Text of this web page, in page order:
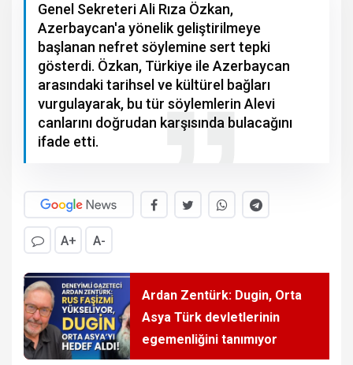
Genel Sekreteri Ali Rıza Özkan,
Azerbaycan'a yönelik geliştirilmeye
başlanan nefret söylemine sert tepki
gösterdi. Özkan, Türkiye ile Azerbaycan
arasındaki tarihsel ve kültürel bağları
vurgulayarak, bu tür söylemlerin Alevi
canlarını doğrudan karşısında bulacağını
ifade etti.
A+ A-
Ardan Zentürk: Dugin, Orta
Asya Türk devletlerinin
egemenliğini tanımıyor